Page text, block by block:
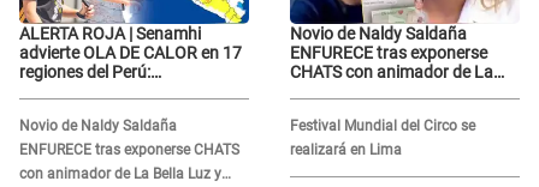
ALERTA ROJA | Senamhi
advierte OLA DE CALOR en 17
regiones del Perú:
Novio de Naldy Saldaña
ENFURECE tras exponerse CHATS
con animador de La Bella Luz y
Novio de Naldy Saldaña
ENFURECE tras exponerse
CHATS con animador de La
Festival Mundial del Circo se
realizará en Lima